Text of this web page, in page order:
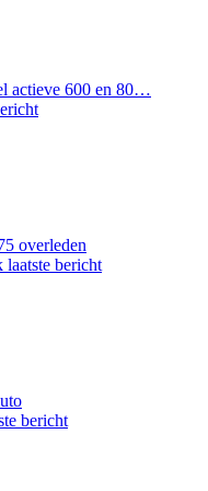
actieve 600 en 80…
overleden
bericht
bericht